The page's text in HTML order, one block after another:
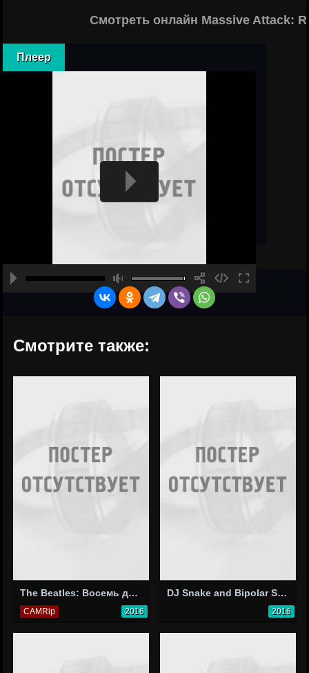
Смотреть онлайн Massive Attack:
Плеер
Смотрите также:
The Beatles: Восемь дней в неделю — Годы гастролей
CAMRip 2016
DJ Snake and Bipolar Sunshine: Middle
2016